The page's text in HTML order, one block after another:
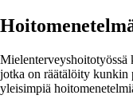
Mielenterveyshoitotyössä
jotka on räätälöity kunkin
yleisimpiä